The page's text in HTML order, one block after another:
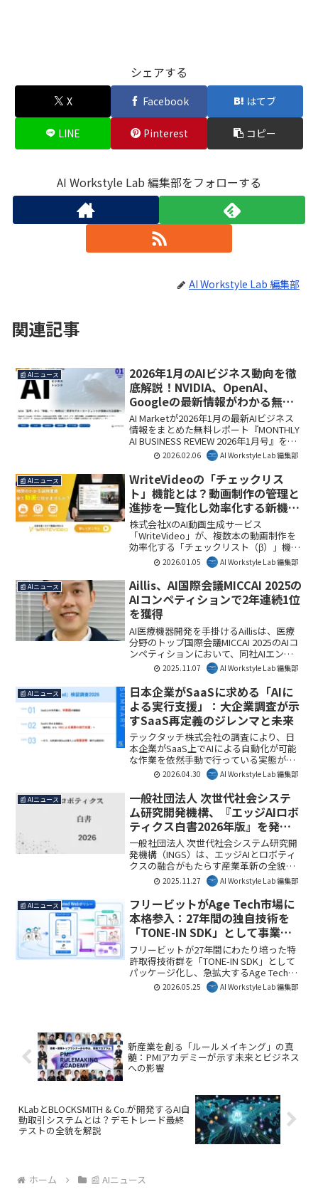
シェアする
X Facebook はてブ
LINE Pinterest コピー
AI Workstyle Lab 編集部をフォローする
AI Workstyle Lab 編集部
関連記事
📰 AIニュース
2026年1月のAIビジネス動向を徹
底解説！NVIDIA、OpenAI、
Googleの最新情報がわかる無料
レポートとは？
AI Marketが2026年1月の最新AIビジネス
情報をまとめた無料レポート『MONTHLY
AI BUSINESS REVIEW 2026年1月号』を公
開しました。NVIDIAのオープンAIモデ
ル、ChatGPT ヘルスケア、Google Genie
など、主要企業の動向から国内の実証実
験まで網羅されており、AI導入を検討す
るビジネスパーソンにとって重要な情報
源となるでしょう。AI Workstyle Lab編集
部としても、このレポートはAIの「実
装」フェーズへの移行を理解する上で必
読だと考えます。
2026.02.06 AI Workstyle Lab 編集部
📰 AIニュース
WriteVideoの「チェックリス
ト」機能とは？動画制作の管理と
進捗を一覧化し効率化する新機能
を解説
株式会社XのAI動画生成サービス
「WriteVideo」が、複数本の動画制作を
効率化する「チェックリスト（β）」機能
の提供を開始しました。これにより、動
画の一覧管理から台本作成、動画生成ま
でを一元的に行えるようになり、制作現
場の負担軽減と生産性向上に貢献しま
す。AI Workstyle Lab編集部としては、特
にシリーズ動画の制作管理においてその
真価を発揮するでしょう。
2026.01.05 AI Workstyle Lab 編集部
📰 AIニュース
Aillis、AI国際会議MICCAI 2025の
AIコンペティションで2年連続1位
を獲得
AI医療機器開発を手掛けるAillisは、医療
分野のトップ国際会議MICCAI 2025のAIコ
ンペティションにおいて、同社AIエンジ
ニアのQuan Huu Cap氏が手術動画解析部
門で1位を獲得したことを発表しました。
この成果は、同社にとって2年連続の快挙
となります。
2025.11.07 AI Workstyle Lab 編集部
📰 AIニュース
日本企業がSaaSに求める「AIに
よる実行支援」：大企業調査が示
すSaaS再定義のジレンマと未来
テックタッチ株式会社の調査により、日
本企業がSaaS上でAIによる自動化が可能
な作業を依然手動で行っている実態が明
らかになりました。SaaSの価値が操作性
からAIによる実行支援へと変化する中、
既存システムからの移行には課題も山積
しています。本記事では、AI時代におけ
るSaaSの再定義と日本企業の現状を掘り
下げます。
2026.04.30 AI Workstyle Lab 編集部
📰 AIニュース
一般社団法人 次世代社会システ
ム研究開発機構、『エッジAIロボ
ティクス白書2026年版』を発刊 –
産業革新を牽引するAIとロボティ
クスの融合を詳解
一般社団法人 次世代社会システム研究開
発機構（INGS）は、エッジAIとロボティ
クスの融合がもたらす産業革新の全貌を
体系的に解明した『エッジAIロボティク
ス白書2026年版』を発刊しました。本白
書は、市場動向から実装技術、業界別応
用までを網羅し、高成長を続けるエッジ
AI市場とロボティクスの進化について深
く掘り下げています。
2025.11.27 AI Workstyle Lab 編集部
📰 AIニュース
フリービットがAge Tech市場に
本格参入：27年間の独自技術を
「TONE-IN SDK」として事業展
開、シニアのスマホ利用を革新
フリービットが27年間にわたり培った特
許取得技術群を「TONE-IN SDK」として
パッケージ化し、急拡大するAge Tech市
場へ本格参入します。このSDKは、ヘル
スケア、通信、エンタメなど多岐にわた
利用体験を実現します。日本政府が推進
する「Trusted Web」に準拠した非中央
集権型プラットフォーム「Portfolia」を
基盤とし、分散IDやAIサービス連携を統
キュアなサポートを提供。高齢化が進む
日本において、約2,170万人のシニアが抱
えるスマートフォンの利用に関する困り
ごとに対し、新たなソリューションを提
示するものです。
2026.05.25 AI Workstyle Lab 編集部
新産業を創る「ルールメイキング」の真
髄：PMIアカデミーが示す未来とビジネス
への影響
KLabとBLOCKSMITH & Co.が開発するAI自
動取引システムとは？デモトレード最終
テストの全貌を解説
ホーム 📰 AIニュース